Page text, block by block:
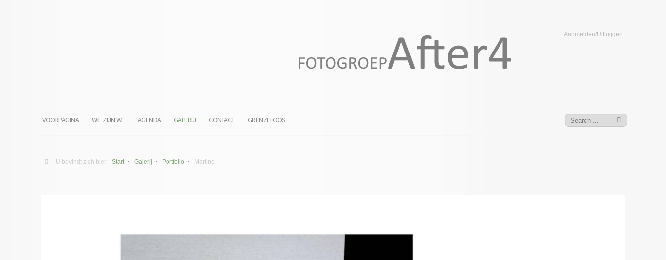
Aanmelden/Uitloggen
VOORPAGINA WIE ZIJN WE AGENDA GALERIJ CONTACT GRENZELOOS
U bevindt zich hier: Start Galerij Portfolio Martine